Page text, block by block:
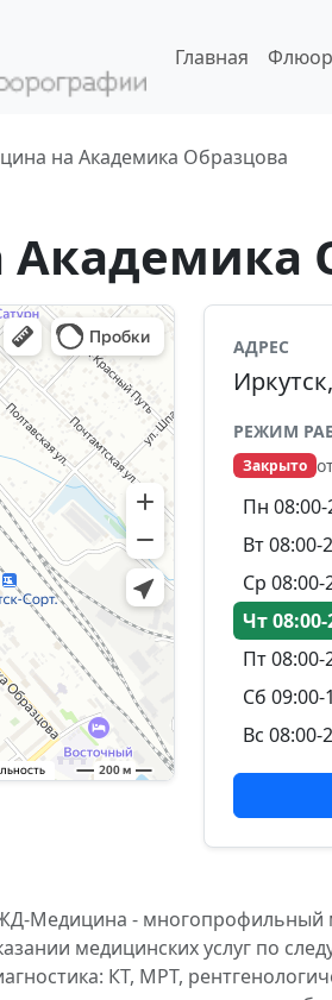
Главная
на Академика Образцова
АДРЕС
РЕЖИМ
Закрыто
Пн 08:00-
Вт 08:00-
Ср 08:00-
Чт 08:00-
Пт 08:00-
Сб 09:00-
Вс 08:00-
Медицина - многопрофильный
медицинских услуг по
КТ, МРТ,